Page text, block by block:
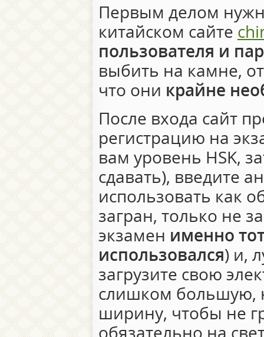
Первым делом
китайском сайте
пользователя и
выбить на камне,
что они крайне
После входа сайт
регистрацию на
вам уровень HSK,
сдавать), введите
использовать как
загран, только не
экзамен именно
использовался) и,
загрузите свою
слишком большую,
ширину, чтобы не
обязательно на